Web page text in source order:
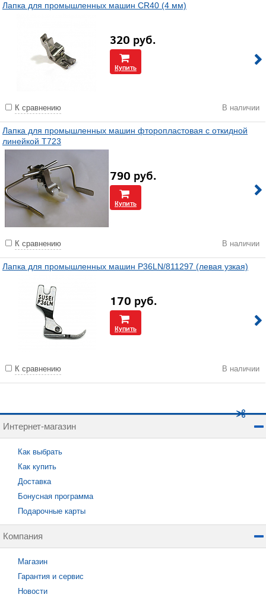
Лапка для промышленных машин CR40 (4 мм)
320 руб.
Купить
К сравнению В наличии
Лапка для промышленных машин фторопластовая с откидной
линейкой T723
790 руб.
Купить
К сравнению В наличии
Лапка для промышленных машин P36LN/811297 (левая узкая)
170 руб.
Купить
К сравнению В наличии
Интернет-магазин
Как выбрать
Как купить
Доставка
Бонусная программа
Подарочные карты
Компания
Магазин
Гарантия и сервис
Новости